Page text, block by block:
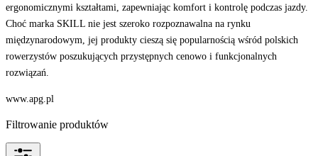
ergonomicznymi kształtami, zapewniając komfort i kontrolę podczas jazdy.
Choć marka SKILL nie jest szeroko rozpoznawalna na rynku
międzynarodowym, jej produkty cieszą się popularnością wśród polskich
rowerzystów poszukujących przystępnych cenowo i funkcjonalnych
rozwiązań.
www.apg.pl
Filtrowanie produktów